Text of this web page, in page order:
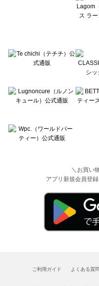
＼お買い
アプリ新規会員登
ご利用ガイド よくある質問